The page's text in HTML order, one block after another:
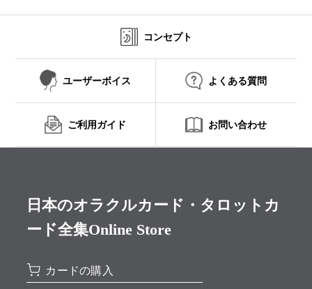
コンセプト
ユーザーボイス よくある質問
ご利用ガイド お問い合わせ
日本のオラクルカード・タロットカ
ード全集Online Store
カードの購入